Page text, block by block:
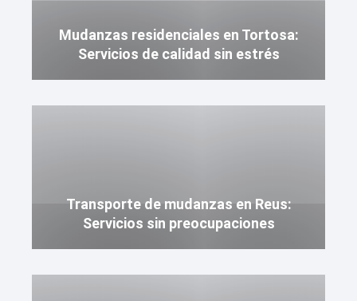
Mudanzas residenciales en Tortosa:
Servicios de calidad sin estrés
Transporte de mudanzas en Reus:
Servicios sin preocupaciones